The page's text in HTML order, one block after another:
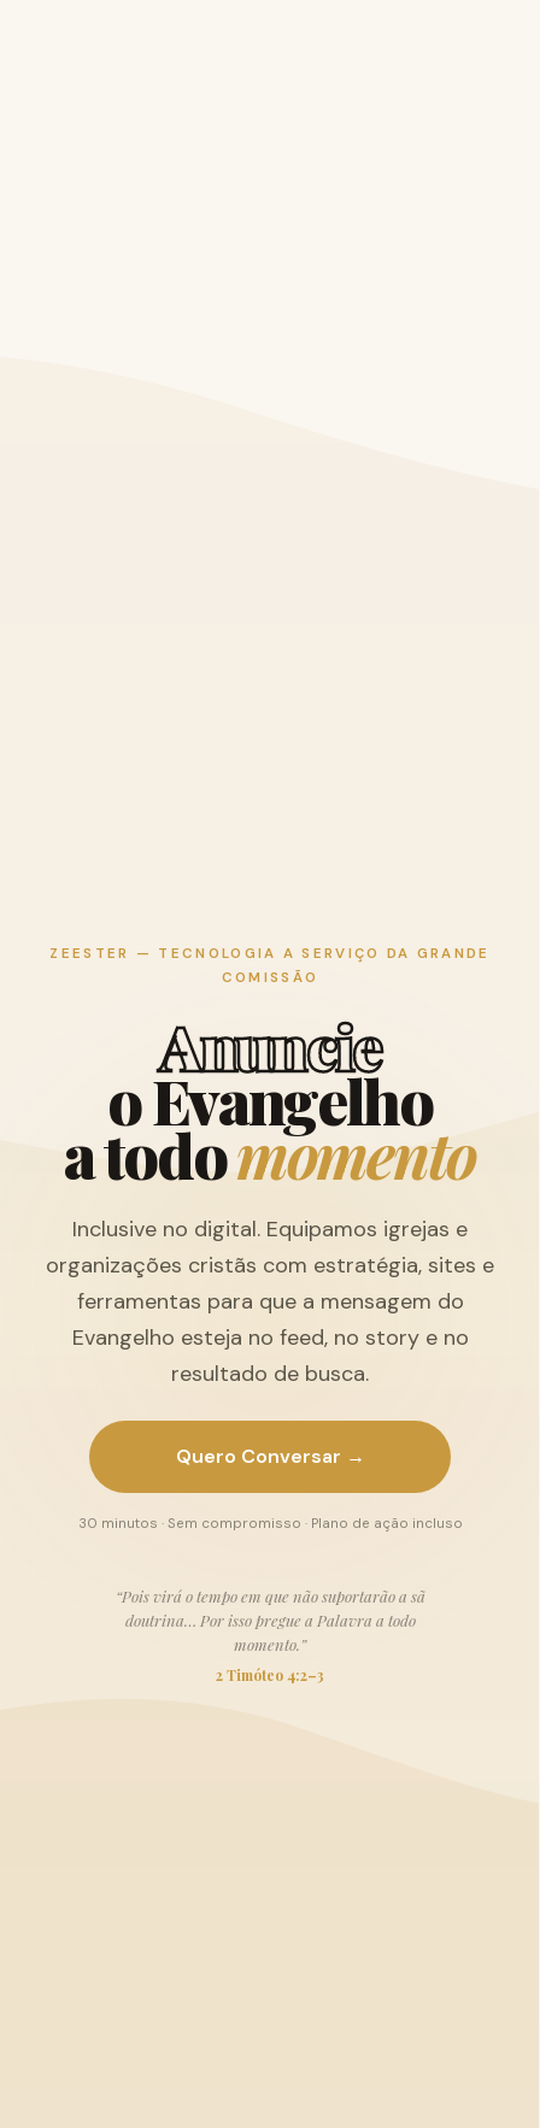
ZEESTER — TECNOLOGIA A SERVIÇO DA GRANDE
COMISSÃO
Anuncie
oEvangelho
atodomomento
Inclusive no digital. Equipamos igrejas e
organizações cristãs com estratégia, sites e
ferramentas para que a mensagem do
Evangelho esteja no feed, no story e no
resultado de busca.
Quero Conversar →
30 minutos · Sem compromisso · Plano de ação incluso
“Pois virá o tempo em que não suportarão a sã
doutrina… Por isso pregue a Palavra a todo
momento.”
2 Timóteo 4:2–3